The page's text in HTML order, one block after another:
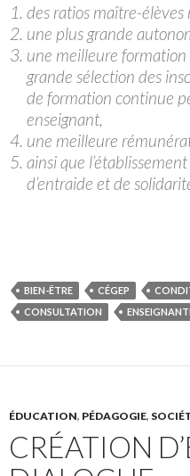
des ratios maître-élèves
une plus grande
une meilleure
grande sélection des
de formation continue
enseignant,
une meilleure
ainsi que
d’entraide et de
BIEN-ÊTRE CÉGEP
CONSULTATION
ÉDUCATION, PÉDAGOGIE,
CRÉATION